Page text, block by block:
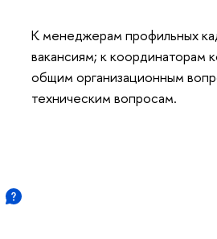
К менеджерам профильных
вакансиям; к координаторам
общим организационным
техническим вопросам.